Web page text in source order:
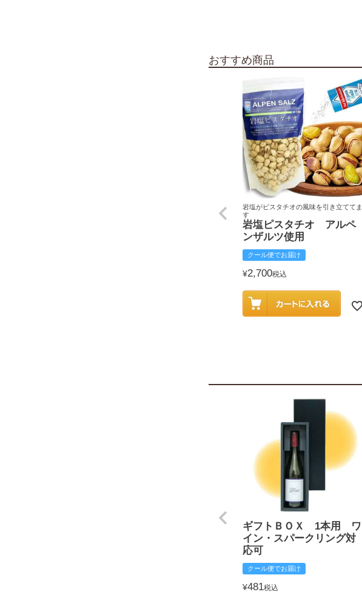
おすすめ商品
岩塩がピスタチオの風味を引き立ててま
す
岩塩ピスタチオ アルペ
ンザルツ使用
クール便でお届け
¥2,700税込
ギフトＢＯＸ 1本用 ワ
イン・スパークリング対
応可
クール便でお届け
¥481税込